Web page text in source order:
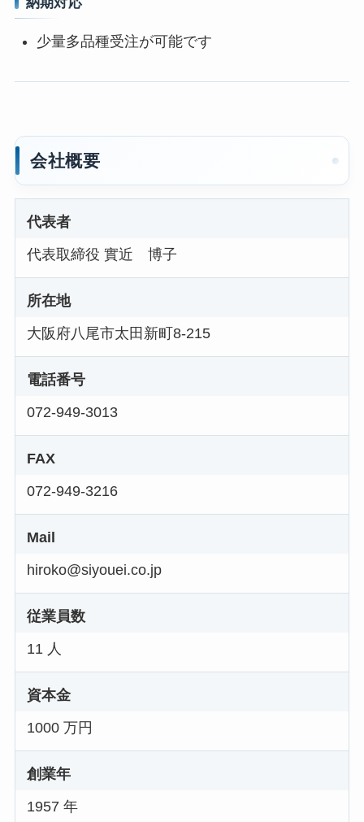
少量多品種受注が可能です
会社概要
代表者
代表取締役 實近 博子
所在地
大阪府八尾市太田新町8-215
電話番号
072-949-3013
FAX
072-949-3216
Mail
hiroko@siyouei.co.jp
従業員数
11 人
資本金
1000 万円
創業年
1957 年